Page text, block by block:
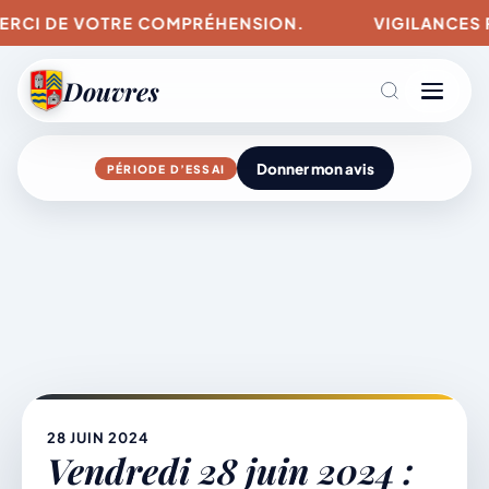
DE VOTRE COMPRÉHENSION. VIGILANCES
Douvres
Agenda
Mairie & Vie municipale
PÉRIODE D’ESSAI Donner mon avis
28 JUIN 2024
Vendredi 28 juin 2024 :